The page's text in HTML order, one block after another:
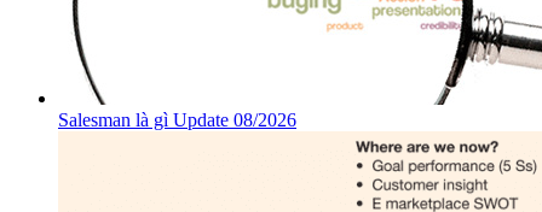
Salesman là gì Update 08/2026